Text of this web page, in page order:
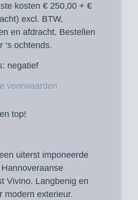
kosten € 250,00 + €
excl. BTW,
en afdracht. Bestellen
‘s ochtends.
negatief
voorwaarden
top!
uiterst imponeerde
Vivino. Langbenig en
modern exterieur.